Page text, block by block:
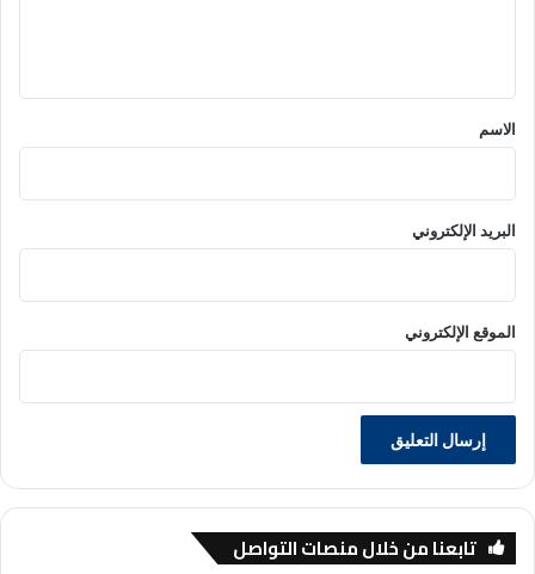
*
الاسم
البريد الإلكتروني
الموقع الإلكتروني
تابعنا من خلال منصات التواصل